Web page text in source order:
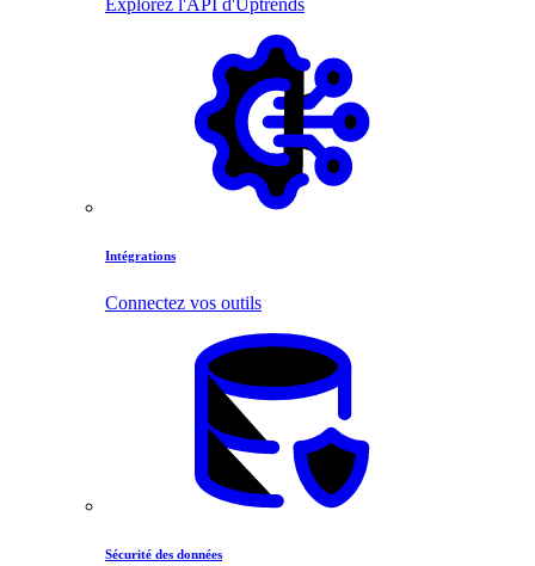
Intégrations
Connectez vos outils
Sécurité des données